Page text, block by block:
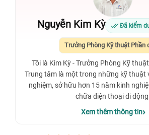
Nguyễn Kim Kỳ Đã kiểm
Trưởng Phòng Kỹ thuật Phần
Tôi là Kim Kỳ - Trưởng Phòng Kỹ
Trung tâm là một trong những kỹ thuật
nghiệm, sở hữu hơn 15 năm kinh
chữa điện thoại di
Xem thêm thông tin